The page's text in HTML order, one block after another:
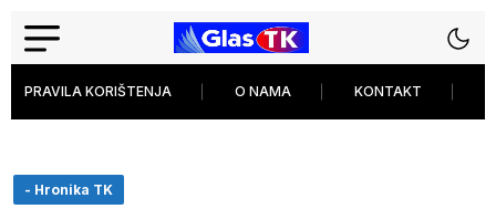
PRAVILA KORIŠTENJA O NAMA KONTAKT
- Hronika TK